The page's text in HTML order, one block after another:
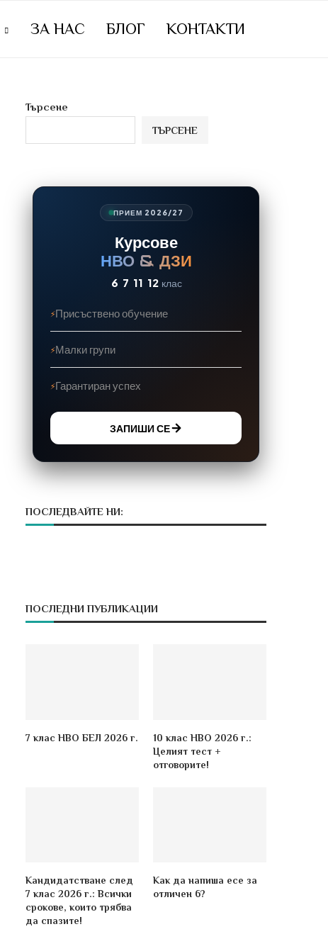
ЗА НАС БЛОГ КОНТАКТИ
Търсене
ТЪРСЕНЕ
ПРИЕМ 2026/27
Курсове
НВО & ДЗИ
6 7 11 12 клас
Присъствено обучение
Малки групи
Гарантиран успех
ЗАПИШИ СЕ
ПОСЛЕДВАЙТЕ НИ:
ПОСЛЕДНИ ПУБЛИКАЦИИ
7 клас НВО БЕЛ 2026 г.
10 клас НВО 2026 г.:
Целият тест +
отговорите!
Кандидатстване след
7 клас 2026 г.: Всички
срокове, които трябва
да спазите!
Как да напиша есе за
отличен 6?